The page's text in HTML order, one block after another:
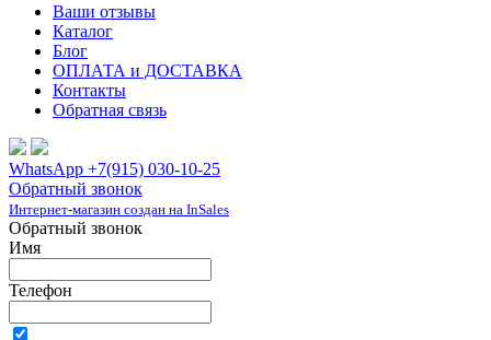
Ваши отзывы
Каталог
Блог
ОПЛАТА и ДОСТАВКА
Контакты
Обратная связь
WhatsApp +7(915) 030-10-25
Обратный звонок
Интернет-магазин создан на InSales
Обратный звонок
Имя
Телефон